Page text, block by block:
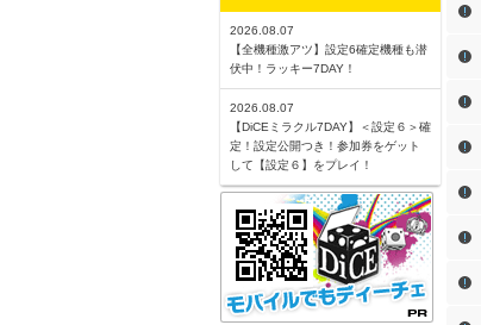
2026.08.07
【全機種激アツ】設定6確定機種も潜
伏中！ラッキー7DAY！
2026.08.07
【DiCEミラクル7DAY】＜設定６＞確
定！設定公開つき！参加券をゲット
して【設定６】をプレイ！